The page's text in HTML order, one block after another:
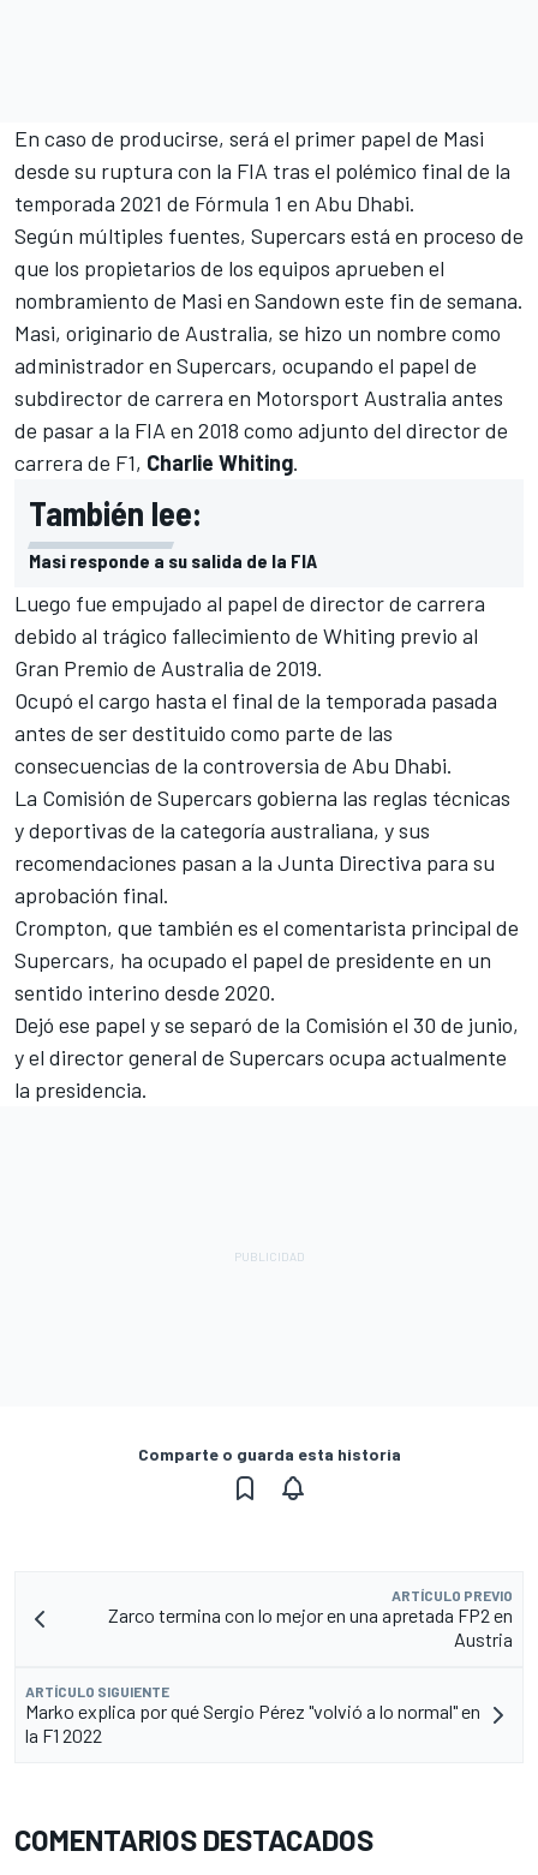
En caso de producirse, será el primer papel de Masi
desde su ruptura con la FIA tras el polémico final de la
temporada 2021 de Fórmula 1 en Abu Dhabi.
Según múltiples fuentes, Supercars está en proceso de
que los propietarios de los equipos aprueben el
nombramiento de Masi en Sandown este fin de semana.
Masi, originario de Australia, se hizo un nombre como
administrador en Supercars, ocupando el papel de
subdirector de carrera en Motorsport Australia antes
de pasar a la FIA en 2018 como adjunto del director de
carrera de F1, Charlie Whiting.
También lee:
Masi responde a su salida de la FIA
Luego fue empujado al papel de director de carrera
debido al trágico fallecimiento de Whiting previo al
Gran Premio de Australia de 2019.
Ocupó el cargo hasta el final de la temporada pasada
antes de ser destituido como parte de las
consecuencias de la controversia de Abu Dhabi.
La Comisión de Supercars gobierna las reglas técnicas
y deportivas de la categoría australiana, y sus
recomendaciones pasan a la Junta Directiva para su
aprobación final.
Crompton, que también es el comentarista principal de
Supercars, ha ocupado el papel de presidente en un
sentido interino desde 2020.
Dejó ese papel y se separó de la Comisión el 30 de junio,
y el director general de Supercars ocupa actualmente
la presidencia.
Comparte o guarda esta historia
ARTÍCULO PREVIO
Zarco termina con lo mejor en una apretada FP2 en
Austria
ARTÍCULO SIGUIENTE
Marko explica por qué Sergio Pérez "volvió a lo normal" en
la F1 2022
COMENTARIOS DESTACADOS